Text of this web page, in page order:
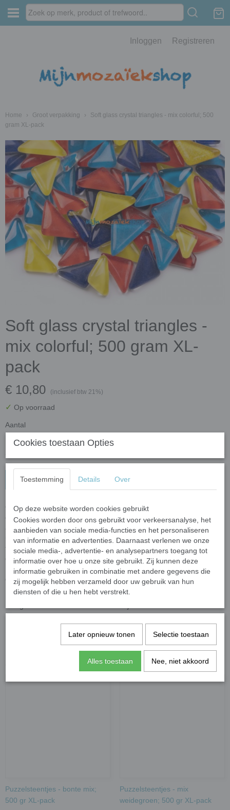
Inloggen Registreren
Home › Groot verpakking ›
Soft glass crystal triangles - mix colorful; 500
gram XL-pack
Soft glass crystal triangles -
mix colorful; 500 gram XL-
pack
€ 10,80 (inclusief btw 21%)
✓ Op voorraad
Aantal
In winkelwagen
Onze Soft crystal steentjes zijn gegoten glastegels gemaakt van
gerecycled floatglas met een kleurenfilm gehecht aan de
achterkant. De randen zijn glad en afgerond waardoor ze een
uitstekende keuze zijn voor kinderprojecten (3+ met geschikt
toezicht van volwassenen). Snijden is niet nodig, maar als u het wilt
dan raden wij dewieltjestangaan. De softglas steentjes zijn NIET
UV bestendig en daardoor geschikt voor binnenprojecten zonder
direct zonlicht..
Elk steentje is ongeveer 15 x 15 x 22 mm tot 20 x 20 x 26 mm. In
Puzzelsteentjes - bonte mix;
500 gr XL-pack
Puzzelsteentjes - mix
weidegroen; 500 gr XL-pack
Cookies toestaan Opties
Toestemming Details Over
Op deze website worden cookies gebruikt
Cookies worden door ons gebruikt voor verkeersanalyse, het
aanbieden van sociale media-functies en het personaliseren
van informatie en advertenties. Daarnaast verlenen we onze
sociale media-, advertentie- en analysepartners toegang tot
informatie over hoe u onze site gebruikt. Zij kunnen deze
informatie gebruiken in combinatie met andere gegevens die
zij mogelijk hebben verzameld door uw gebruik van hun
diensten of die u hen hebt verstrekt.
Later opnieuw tonen Selectie toestaan
Alles toestaan Nee, niet akkoord